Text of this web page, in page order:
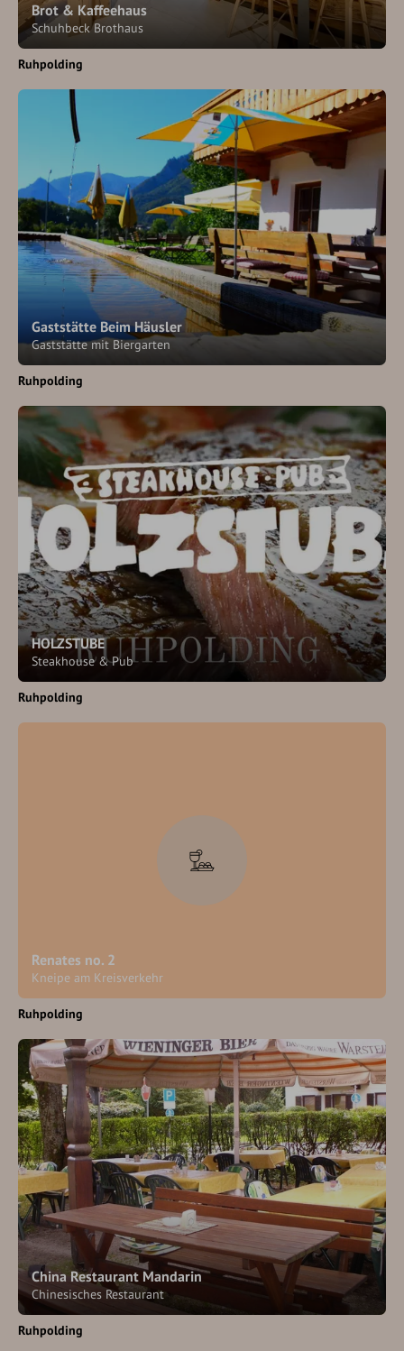
Brot & Kaffeehaus
Schuhbeck Brothaus
Ruhpolding
Gaststätte Beim Häusler
Gaststätte mit Biergarten
Ruhpolding
HOLZSTUBE
Steakhouse & Pub
Ruhpolding
Renates no. 2
Kneipe am Kreisverkehr
Ruhpolding
China Restaurant Mandarin
Chinesisches Restaurant
Ruhpolding